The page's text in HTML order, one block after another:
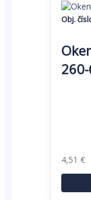
Obj.
Pôvodná
6,94 €.
4,51 €